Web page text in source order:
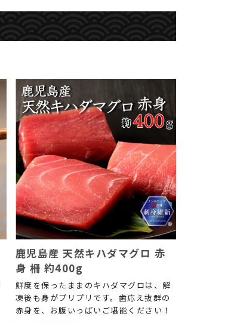
鹿児島産 天然キハダマグロ 赤
身 柵 約400g
鮮度を保ったままのキハダマグロは、解
凍後も身がプリプリです。歯応え抜群の
赤身を、お腹いっぱいご堪能ください！